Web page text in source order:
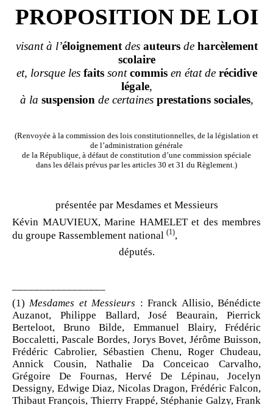
PROPOSITION DE LOI
visant à l’éloignementdes auteursde harcèlement
scolaire
et, lorsque les faitssontcommisen état de récidive
légale,
à la suspension de certaines prestations sociales,
(Renvoyée à la commission des lois constitutionnelles, de la législation et
de l’administration générale
de la République, à défaut de constitution d’une commission spéciale
dans les délais prévus par les articles 30 et 31 du Règlement.)
présentée par Mesdames et Messieurs
Kévin MAUVIEUX, Marine HAMELET et des membres
du groupe Rassemblement national (1),
députés.
(1)Mesdames et Messieurs : Franck Allisio, Bénédicte
Auzanot, Philippe Ballard, José Beaurain, Pierrick
Berteloot, Bruno Bilde, Emmanuel Blairy, Frédéric
Boccaletti, Pascale Bordes, Jorys Bovet, Jérôme Buisson,
Frédéric Cabrolier, Sébastien Chenu, Roger Chudeau,
Annick Cousin, Nathalie Da Conceicao Carvalho,
Grégoire De Fournas, Hervé De Lépinau, Jocelyn
Dessigny, Edwige Diaz, Nicolas Dragon, Frédéric Falcon,
Thibaut François, Thierry Frappé, Stéphanie Galzy, Frank